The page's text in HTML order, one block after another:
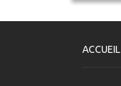
ACCUEIL